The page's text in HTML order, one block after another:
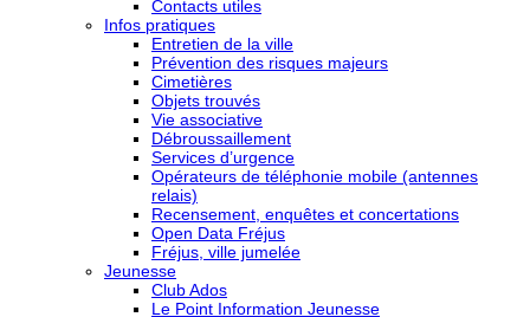
Contacts utiles
Infos pratiques
Entretien de la ville
Prévention des risques majeurs
Cimetières
Objets trouvés
Vie associative
Débroussaillement
Services d’urgence
Opérateurs de téléphonie mobile (antennes
relais)
Recensement, enquêtes et concertations
Open Data Fréjus
Fréjus, ville jumelée
Jeunesse
Club Ados
Le Point Information Jeunesse